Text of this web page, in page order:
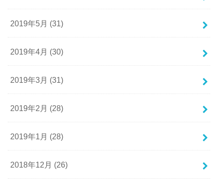
2019年5月 (31)
2019年4月 (30)
2019年3月 (31)
2019年2月 (28)
2019年1月 (28)
2018年12月 (26)